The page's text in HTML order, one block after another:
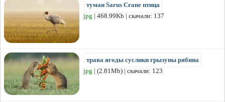
туман Sarus Crane птица
jpg | 468.99Kb | скачали: 137
трава ягоды суслики грызуны рябина
jpg | (2.81Mb) | скачали: 123